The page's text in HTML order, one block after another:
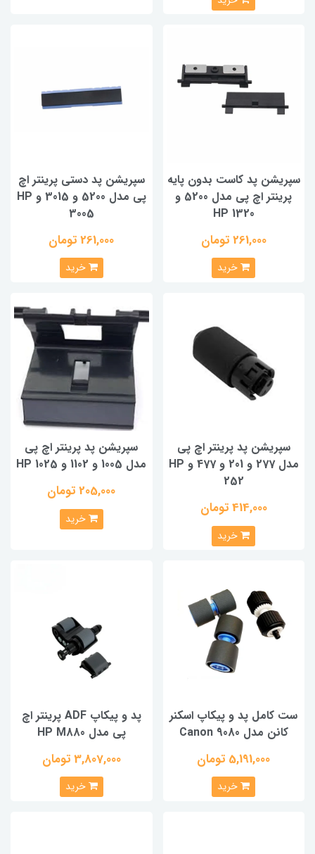
سپریشن پد کاست بدون پایه
پرینتر اچ پی مدل 5200 و
1320 HP
261,000 تومان
خرید
سپریشن پد دستی پرینتر اچ
پی مدل 5200 و 3015 و HP
3005
261,000 تومان
خرید
سپریشن پد پرینتر اچ پی
مدل 277 و 201 و 477 و HP
252
414,000 تومان
خرید
سپریشن پد پرینتر اچ پی
مدل 1005 و 1102 و HP 1025
205,000 تومان
خرید
ست کامل پد و پیکاپ اسکنر
کانن مدل Canon 9080
5,191,000 تومان
خرید
پد و پیکاپ ADF پرینتر اچ
پی مدل HP M880
3,807,000 تومان
خرید